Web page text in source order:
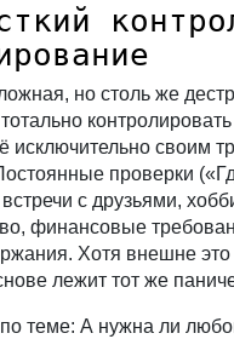
но столь же
исключительно своим
проверки
с друзьями,
финансовые
Хотя внешне это
лежит тот же
теме: А нужна ли